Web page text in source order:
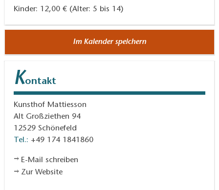
Kinder: 12,00 € (Alter: 5 bis 14)
Im Kalender speichern
Kontakt
Kunsthof Mattiesson
Alt Großziethen 94
12529 Schönefeld
Tel.: +49 174 1841860
E-Mail schreiben
Zur Website